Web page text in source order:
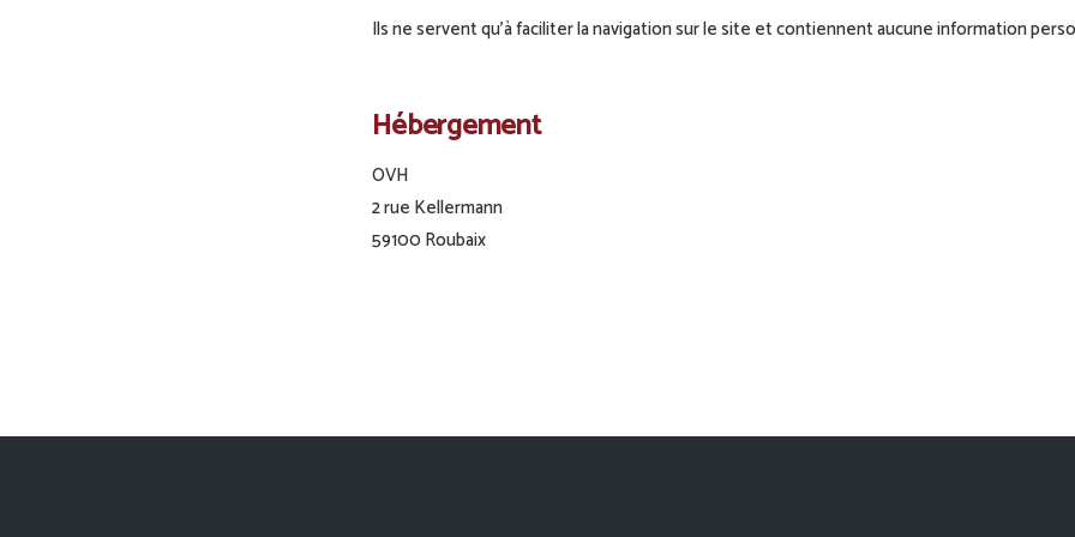
Ils ne servent qu’à faciliter la navigation sur le site et contiennent aucune information
Hébergement
OVH
2 rue Kellermann
59100 Roubaix